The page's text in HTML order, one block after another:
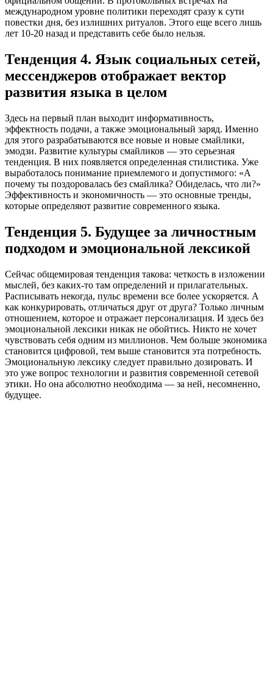
международном уровне политики переходят сразу к сути
повестки дня, без излишних ритуалов. Этого еще всего лишь
лет 10-20 назад и представить себе было нельзя.
Тенденция 4. Язык социальных сетей,
мессенджеров отображает вектор
развития языка в целом
Здесь на первый план выходит информативность,
эффектность подачи, а также эмоциональный заряд. Именно
для этого разрабатываются все новые и новые смайлики,
эмодзи. Развитие культуры смайликов — это серьезная
тенденция. В них появляется определенная стилистика. Уже
выработалось понимание приемлемого и допустимого: «А
почему ты поздоровалась без смайлика? Обиделась, что ли?»
Эффективность и экономичность — это основные тренды,
которые определяют развитие современного языка.
Тенденция 5. Будущее за личностным
подходом и эмоциональной лексикой
Сейчас общемировая тенденция такова: четкость в изложении
мыслей, без каких-то там определений и прилагательных.
Расписывать некогда, пульс времени все более ускоряется. А
как конкурировать, отличаться друг от друга? Только личным
отношением, которое и отражает персонализация. И здесь без
эмоциональной лексики никак не обойтись. Никто не хочет
чувствовать себя одним из миллионов. Чем больше экономика
становится цифровой, тем выше становится эта потребность.
Эмоциональную лексику следует правильно дозировать. И
это уже вопрос технологии и развития современной сетевой
этики. Но она абсолютно необходима — за ней, несомненно,
будущее.